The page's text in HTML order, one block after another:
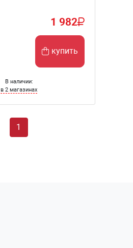
1 982
купить
В наличии:
в 2 магазинах
1